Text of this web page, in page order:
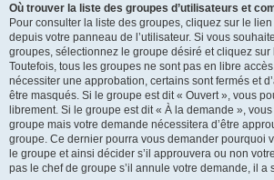
Où trouver la liste des groupes d’utilisateurs et
Pour consulter la liste des groupes, cliquez sur le lien
depuis votre panneau de l’utilisateur. Si vous
groupes, sélectionnez le groupe désiré et cliquez sur
Toutefois, tous les groupes ne sont pas en libre
nécessiter une approbation, certains sont fermés et
être masqués. Si le groupe est dit « Ouvert », vous
librement. Si le groupe est dit « À la demande »,
groupe mais votre demande nécessitera d’être
groupe. Ce dernier pourra vous demander pourquoi
le groupe et ainsi décider s’il approuvera ou non
pas le chef de groupe s’il annule votre demande, il a